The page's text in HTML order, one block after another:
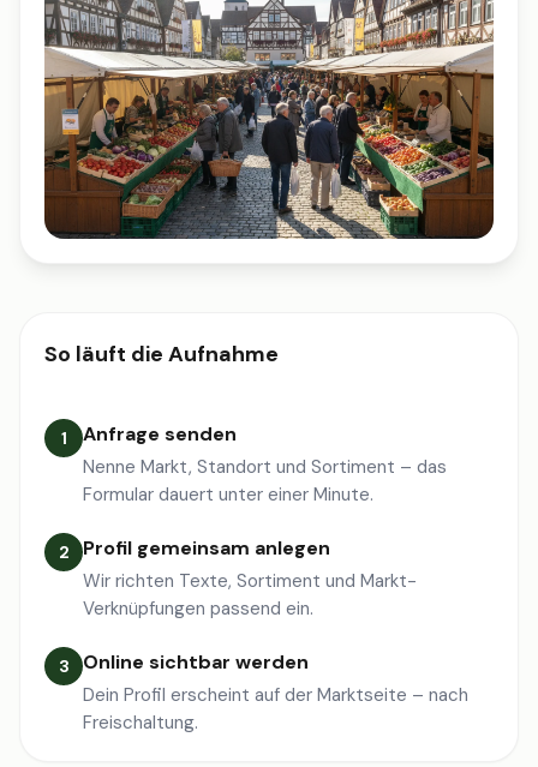
So läuft die Aufnahme
1 Anfrage senden
Nenne Markt, Standort und Sortiment – das
Formular dauert unter einer Minute.
2 Profil gemeinsam anlegen
Wir richten Texte, Sortiment und Markt-
Verknüpfungen passend ein.
3 Online sichtbar werden
Dein Profil erscheint auf der Marktseite – nach
Freischaltung.